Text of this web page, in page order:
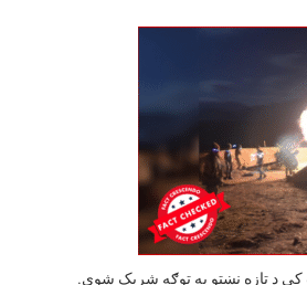
کې د تازه نښتو په توګه شریک شوی.